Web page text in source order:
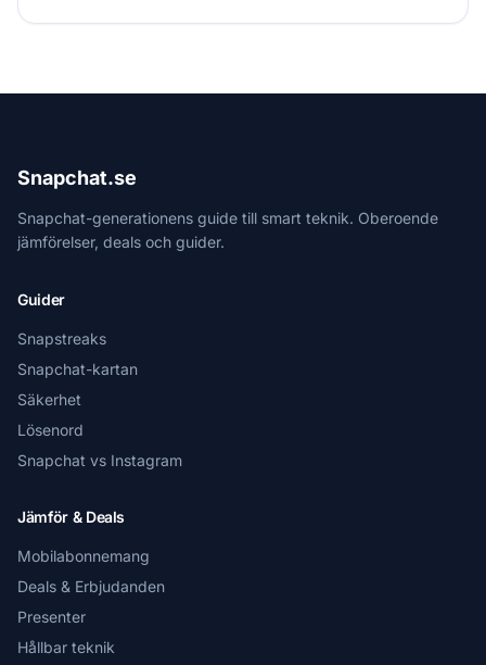
Snapchat.se
Snapchat-generationens guide till smart teknik. Oberoende
jämförelser, deals och guider.
Guider
Snapstreaks
Snapchat-kartan
Säkerhet
Lösenord
Snapchat vs Instagram
Jämför & Deals
Mobilabonnemang
Deals & Erbjudanden
Presenter
Hållbar teknik